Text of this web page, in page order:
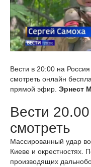
Вести в 20:00 на
смотреть онлайн
прямой эфир. Эрнест
Вести
смотреть
Массированный удар
Киеве и
производящих